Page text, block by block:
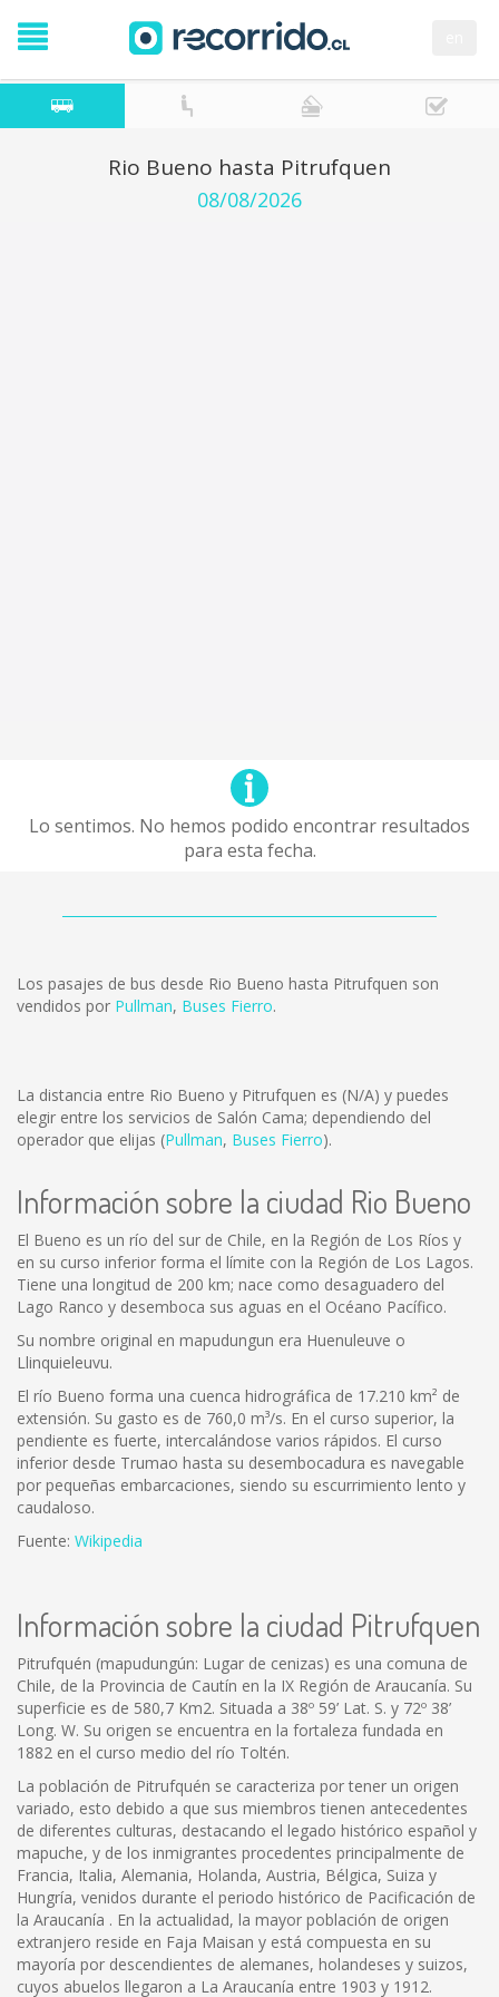
Rio Bueno hasta Pitrufquen
08/08/2026
Lo sentimos. No hemos podido encontrar resultados
para esta fecha.
Los pasajes de bus desde Rio Bueno hasta Pitrufquen son
vendidos por Pullman, Buses Fierro.
La distancia entre Rio Bueno y Pitrufquen es (N/A) y puedes
elegir entre los servicios de Salón Cama; dependiendo del
operador que elijas (Pullman, Buses Fierro).
Información sobre la ciudad Rio Bueno
El Bueno es un río del sur de Chile, en la Región de Los Ríos y
en su curso inferior forma el límite con la Región de Los Lagos.
Tiene una longitud de 200 km; nace como desaguadero del
Lago Ranco y desemboca sus aguas en el Océano Pacífico.
Su nombre original en mapudungun era Huenuleuve o
Llinquieleuvu.
El río Bueno forma una cuenca hidrográfica de 17.210 km² de
extensión. Su gasto es de 760,0 m³/s. En el curso superior, la
pendiente es fuerte, intercalándose varios rápidos. El curso
inferior desde Trumao hasta su desembocadura es navegable
por pequeñas embarcaciones, siendo su escurrimiento lento y
caudaloso.
Fuente: Wikipedia
Información sobre la ciudad Pitrufquen
Pitrufquén (mapudungún: Lugar de cenizas) es una comuna de
Chile, de la Provincia de Cautín en la IX Región de Araucanía. Su
superficie es de 580,7 Km2. Situada a 38º 59’ Lat. S. y 72º 38’
Long. W. Su origen se encuentra en la fortaleza fundada en
1882 en el curso medio del río Toltén.
La población de Pitrufquén se caracteriza por tener un origen
variado, esto debido a que sus miembros tienen antecedentes
de diferentes culturas, destacando el legado histórico español y
mapuche, y de los inmigrantes procedentes principalmente de
Francia, Italia, Alemania, Holanda, Austria, Bélgica, Suiza y
Hungría, venidos durante el periodo histórico de Pacificación de
la Araucanía . En la actualidad, la mayor población de origen
extranjero reside en Faja Maisan y está compuesta en su
mayoría por descendientes de alemanes, holandeses y suizos,
cuyos abuelos llegaron a La Araucanía entre 1903 y 1912.